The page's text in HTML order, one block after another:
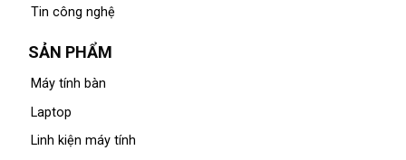
Tin công nghệ
SẢN PHẨM
Máy tính bàn
Laptop
Linh kiện máy tính